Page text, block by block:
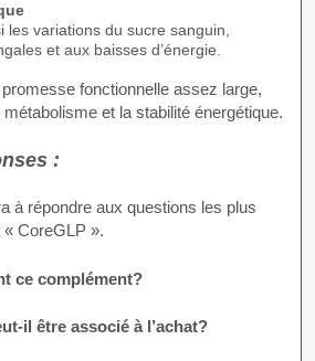
les variations du sucre sanguin,
et aux baisses d’énergie.
promesse fonctionnelle assez large,
métabolisme et la stabilité énergétique.
:
à répondre aux questions les plus
CoreGLP ».
ce complément?
il être associé à l’achat?